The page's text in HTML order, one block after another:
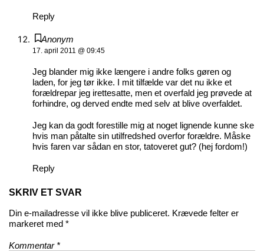
Reply
Anonym
17. april 2011 @ 09:45
Jeg blander mig ikke længere i andre folks gøren og
laden, for jeg tør ikke. I mit tilfælde var det nu ikke et
forældrepar jeg irettesatte, men et overfald jeg prøvede at
forhindre, og derved endte med selv at blive overfaldet.
Jeg kan da godt forestille mig at noget lignende kunne ske
hvis man påtalte sin utilfredshed overfor forældre. Måske
hvis faren var sådan en stor, tatoveret gut? (hej fordom!)
Reply
SKRIV ET SVAR
Din e-mailadresse vil ikke blive publiceret. Krævede felter er
markeret med *
Kommentar *